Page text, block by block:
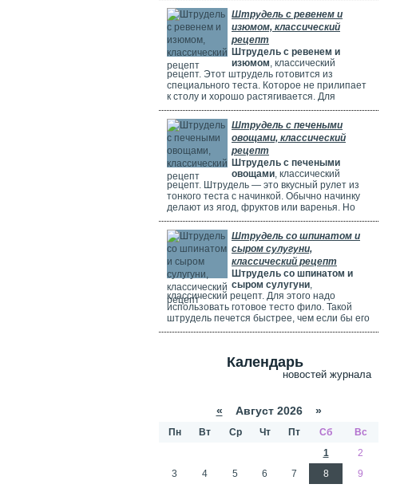
Ну вот теперь можете приготовить вкусный
рецепт штруделя.Штрудель с ревенем и
изюмом, классический
рецепт
Штрудель с ревенем и
изюмом, классический
рецепт. Этот штрудель готовится из
специального теста. Которое не прилипает
к столу и хорошо растягивается. Для
начинки мы взяли стебли ревеня. Они
придают выпечке кислый вкус и приятный
аромат, делают штрудель сочным и
вкусным. Можно добавить в начинку
клубнику, яблоки или грушу. Если
используете ягоды, посыпьте их ложкой
муки.
Штрудель с печеными
овощами, классический
рецепт
Штрудель с печеными
овощами, классический
рецепт. Штрудель — это вкусный рулет из
тонкого теста с начинкой. Обычно начинку
делают из ягод, фруктов или варенья. Но
можно использовать и солёные начинки с
грибами, сыром, мясом или овощами. В этом
рецепте начинка готовится из печёных
овощей: цуккини, сладкого перца, зелени и
помидоров. В зависимости от времени года,
в начинку можно добавить баклажаны, сыр,
картофель, морковь или даже свёклу. Если
не хочется возиться с тестом, можно взять
готовое слоёное тесто или тесто фило.
Штрудель со шпинатом и
сыром сулугуни,
классический рецепт
Штрудель со шпинатом и
сыром сулугуни,
классический рецепт. Для этого надо
использовать готовое тесто фило. Такой
штрудель печется быстрее, чем если бы его
делали из обычного теста. Чтобы корочка
вам в приготовлении сложного рецепта.
Календарь
новостей журнала
« Август 2026 »
Пн Вт Ср Чт Пт Сб
Вс
1
2
3
4 5 6 7 8
9